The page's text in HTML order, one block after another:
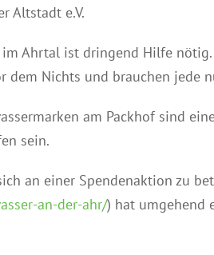
Altstadt e.V.
im Ahrtal ist dringend Hilfe nötig.
dem Nichts und brauchen jede
am Packhof sind
sein.
an einer Spendenaktion zu
an-der-ahr/) hat umgehend